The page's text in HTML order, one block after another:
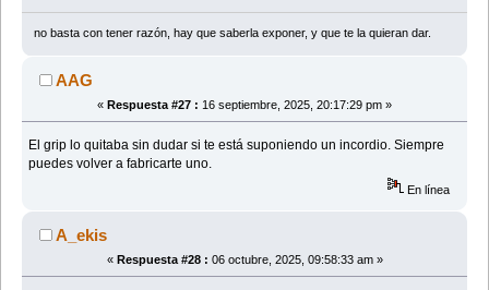
no basta con tener razón, hay que saberla exponer, y que te la quieran dar.
AAG
« Respuesta #27 : 16 septiembre, 2025, 20:17:29 pm »
El grip lo quitaba sin dudar si te está suponiendo un incordio. Siempre
puedes volver a fabricarte uno.
En línea
A_ekis
« Respuesta #28 : 06 octubre, 2025, 09:58:33 am »